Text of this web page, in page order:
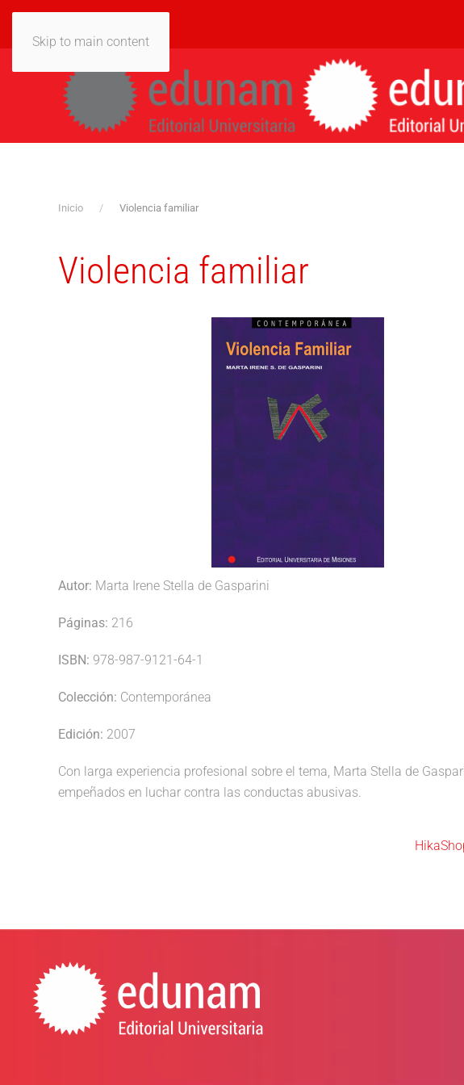
Skip to main content
Inicio Violencia familiar
Violencia familiar
Autor: Marta Irene Stella de Gasparini
Páginas: 216
ISBN: 978-987-9121-64-1
Colección: Contemporánea
Edición: 2007
Con larga experiencia profesional sobre el tema, Marta Stella de
empeñados en luchar contra las conductas abusivas.